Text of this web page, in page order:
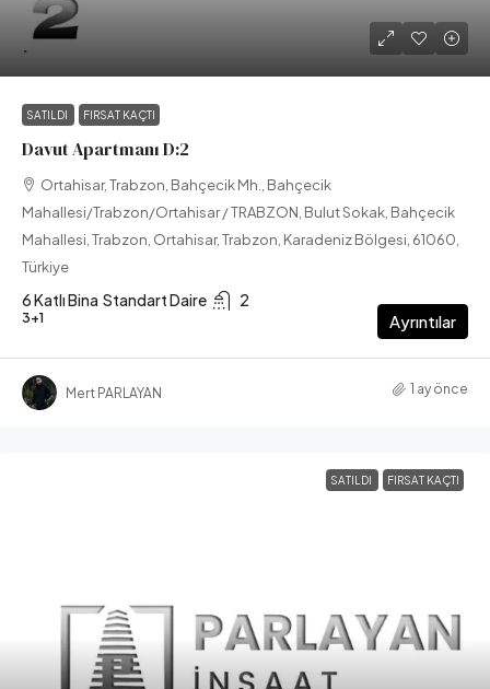
.
SATILDI FIRSAT KAÇTI
Davut Apartmanı D:2
Ortahisar, Trabzon, Bahçecik Mh., Bahçecik
Mahallesi/Trabzon/Ortahisar / TRABZON, Bulut Sokak, Bahçecik
Mahallesi, Trabzon, Ortahisar, Trabzon, Karadeniz Bölgesi, 61060,
Türkiye
6 Katlı Bina Standart Daire 2
3+1 Ayrıntılar
Mert PARLAYAN 1 ay önce
SATILDI FIRSAT KAÇTI